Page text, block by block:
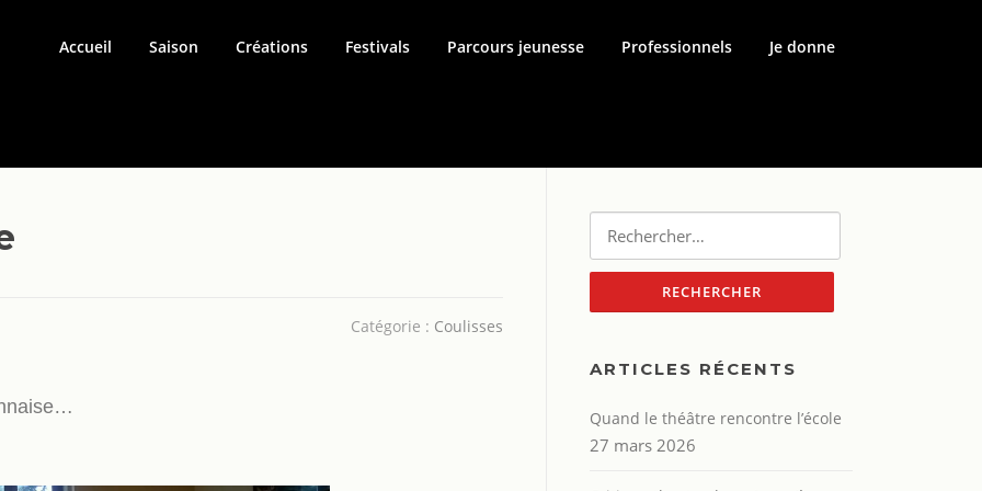
Accueil Saison Créations Festivals Parcours jeunesse Professionnels Je donne
Catégorie : Coulisses
Rechercher :
ARTICLES RÉCENTS
Quand le théâtre rencontre l’école
27 mars 2026